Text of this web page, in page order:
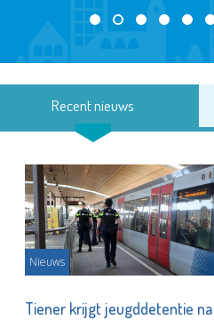
Recent nieuws
Nieuws
Tiener krijgt jeugddetentie